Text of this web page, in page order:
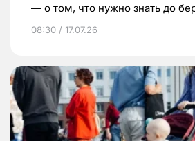
— о том, что нужно знать до
08:30 / 17.07.26